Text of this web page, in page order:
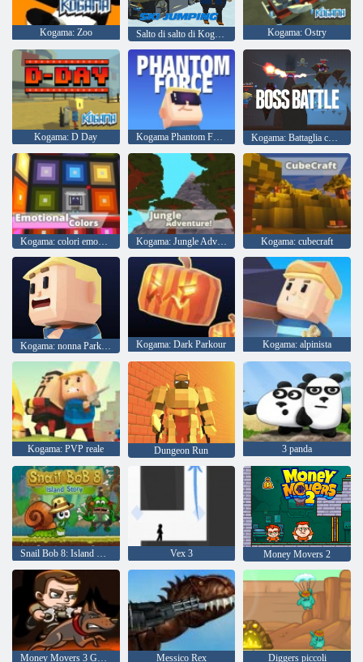
Kogama: Zoo Salto di salto di Kogama!! Kogama: Ostry
Kogama: D Day Kogama Phantom Force Kogama: Battaglia contro il boss
Kogama: colori emozionali Kogama: Jungle Adventure Kogama: cubecraft
Kogama: Dark Parkour Kogama: alpinista
Kogama: PVP reale Dungeon Run 3 panda
Snail Bob 8: Island Story Vex 3 Money Movers 2
Money Movers 3 Guard Duty Messico Rex Diggers piccoli